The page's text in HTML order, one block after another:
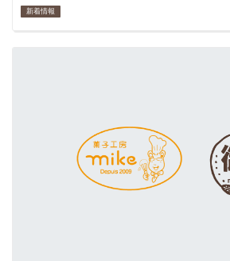
新着情報